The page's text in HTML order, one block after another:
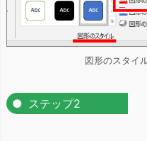
図形のスタイ
ステップ2